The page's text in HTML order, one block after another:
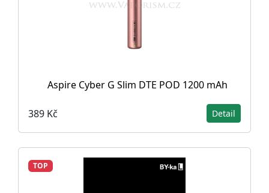
Aspire Cyber G Slim DTE POD 1200 mAh
389 Kč Detail
TOP